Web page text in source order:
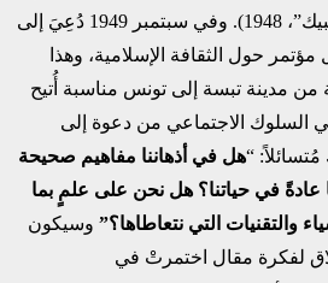
القرآنية”، 1947) وكتاب (“لبيك”، 1948). وفي سبتمبر 1949 دُعِيَ إلى
حول الثقافة الإسلامية، وهذا
من مدينة تبسة إلى تونس مناسبة أُتيح
السلوك الاجتماعي من دعوة إلى
“هل في أذهاننا مفاهيم صحيحة
عادةً في حياتنا؟ هل نحن على علمٍ بما
والتقنيات التي نتعاطاها؟” وسيكون
لفكرة مقال اختمرتْ في